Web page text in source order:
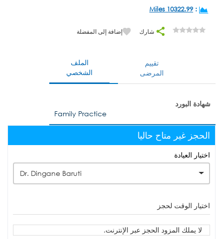
:
10322.99 Miles
شارك إضافة إلى المفضلة
الملف
الشخصي
تقييم
المرضى
شهادة البورد
Family Practice
الحجز غير متاح حاليا
اختيار العيادة
Dr. Dingane Baruti
اختيار الوقت لحجز
لا يملك المزود الحجز عبر الإنترنت.